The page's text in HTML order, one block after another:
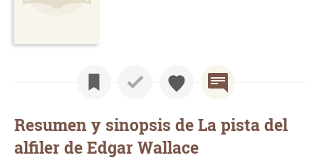
Resumen y sinopsis de La pista del
alfiler de Edgar Wallace